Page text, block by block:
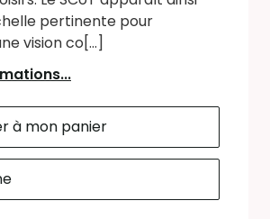
pertinente pour
vision co[...]
à mon panier